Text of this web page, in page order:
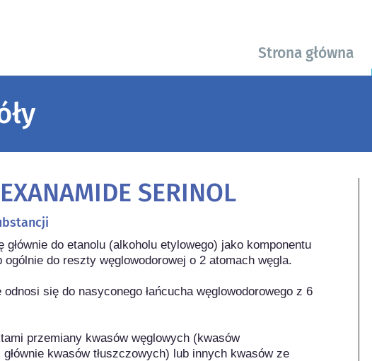
Strona główna
SERINOL
głównie do etanolu (alkoholu etylowego) jako komponentu
ogólnie do reszty węglowodorowej o 2 atomach węgla.
odnosi się do nasyconego łańcucha węglowodorowego z 6
przemiany kwasów węglowych (kwasów
kwasów tłuszczowych) lub innych kwasów ze